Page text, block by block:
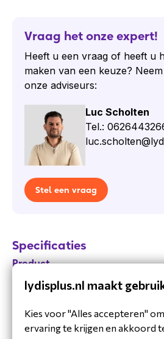
noodberichten via het
verspreid zonder complexe
bestaande installaties.
Daarnaast zorgt het
worden binnen technische
professionele AV-installaties.
infrastructuur overzichtelijk
afgewerkt.
Toepassingen Algo
Interface IP Paging
Paging- en omroepsystemen
Zorginstellingen en
Industriële en logistieke
Professionele netwerk- en
Algo 8305 Multi Interface
Voedingsadapter
Vraag het onze expert!
Heeft u een vraag of heeft u
maken van een keuze?
onze adviseurs:
Luc Scholten
Tel.:
Stel een vraag
Specificaties
Product
MFPN
Techniek
lydisplus.nl maakt
Kies voor "Alles accepteren"
ervaring te krijgen en akkoord